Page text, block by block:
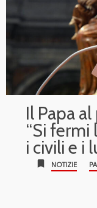
Il Papa
“Si fermi
i civili e i
bookmark NOTIZIE